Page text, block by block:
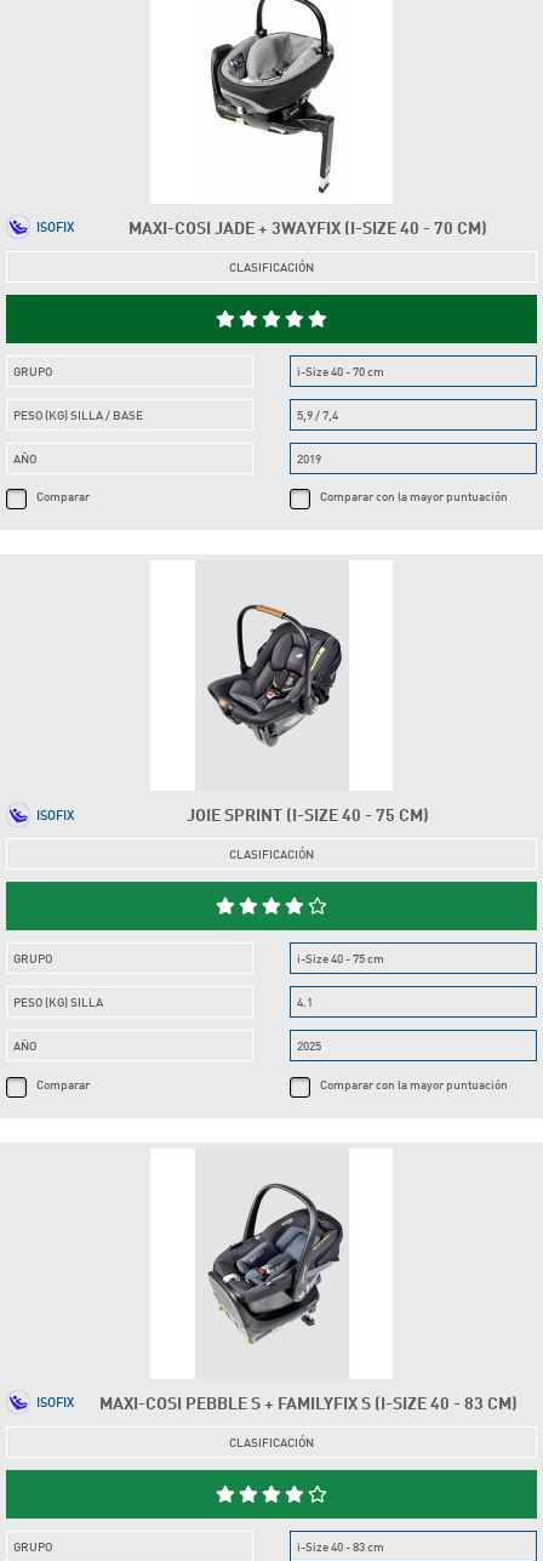
MAXI-COSI JADE + 3WAYFIX (I-SIZE 40 - 70 CM)
ISOFIX
CLASIFICACIÓN
GRUPO
PESO (KG) SILLA / BASE
AÑO
Comparar
i-Size 40 - 70 cm
5,9 / 7,4
2019
Comparar con la mayor puntuación
JOIE SPRINT (I-SIZE 40 - 75 CM)
ISOFIX
CLASIFICACIÓN
GRUPO
PESO (KG) SILLA
AÑO
Comparar
i-Size 40 - 75 cm
4.1
2025
Comparar con la mayor puntuación
MAXI-COSI PEBBLE S + FAMILYFIX S (I-SIZE 40 - 83 CM)
ISOFIX
CLASIFICACIÓN
GRUPO i-Size 40 - 83 cm